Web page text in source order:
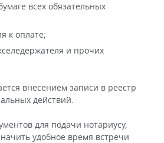
всех обязательных
к оплате;
и прочих
внесением записи в реестр
действий.
для подачи нотариусу,
удобное время встречи